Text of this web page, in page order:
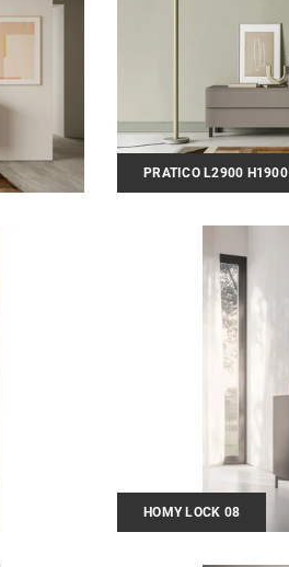
PRATICO L2900 H1900
HOMY LOCK 08